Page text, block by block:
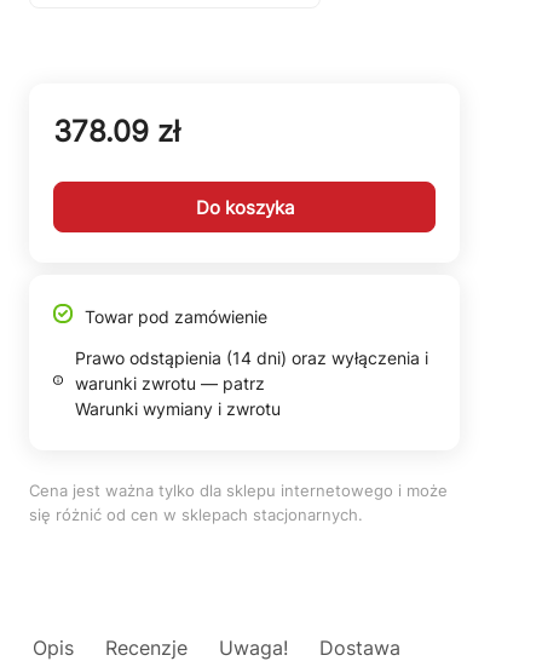
378.09 zł
Do koszyka
Towar pod zamówienie
Prawo odstąpienia (14 dni) oraz wyłączenia i
warunki zwrotu — patrz
Warunki wymiany i zwrotu
Cena jest ważna tylko dla sklepu internetowego i może
się różnić od cen w sklepach stacjonarnych.
Opis Recenzje Uwaga! Dostawa